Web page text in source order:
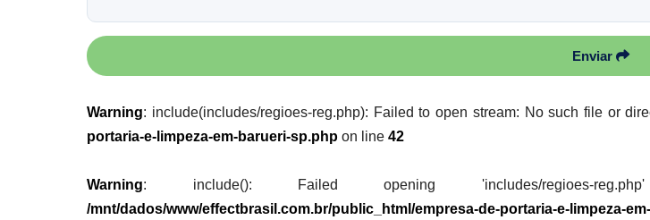
Enviar
Warning: include(includes/regioes-reg.php): Failed to open stream: No such file or
portaria-e-limpeza-em-barueri-sp.php on line42
Warning: include(): Failed opening 'includes/regioes-
/mnt/dados/www/effectbrasil.com.br/public_html/empresa-de-portaria-e-limpeza-